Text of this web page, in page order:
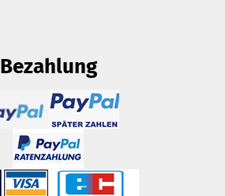
Bezahlung